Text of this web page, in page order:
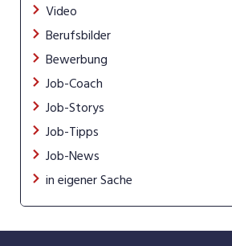
Video
Berufsbilder
Bewerbung
Job-Coach
Job-Storys
Job-Tipps
Job-News
in eigener Sache